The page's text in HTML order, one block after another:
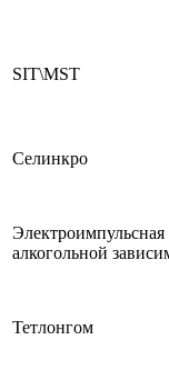
SIT\MST
Селинкро
Электроимпульсная
алкогольной
Тетлонгом